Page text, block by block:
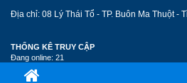
Địa chỉ: 08 Lý Thái Tổ - TP. Buôn Ma Thuột -
THỐNG KÊ TRUY CẬP
Đang online: 21
Lượt xem: 4098528